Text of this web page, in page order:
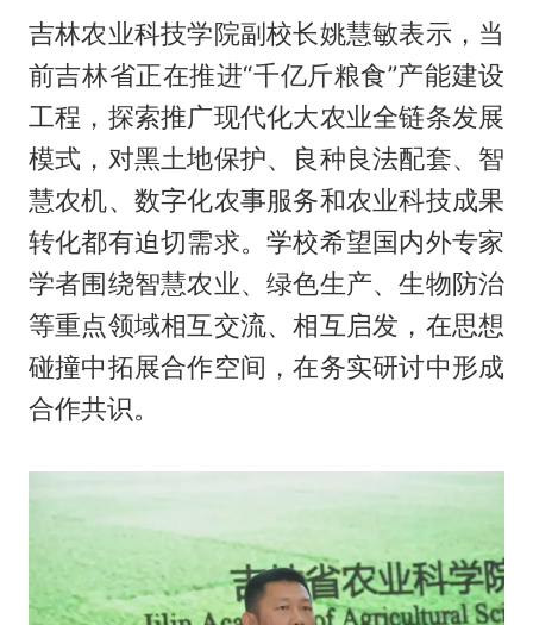
吉林农业科技学院副校长姚慧敏表示，当
前吉林省正在推进“千亿斤粮食”产能建设
工程，探索推广现代化大农业全链条发展
模式，对黑土地保护、良种良法配套、智
慧农机、数字化农事服务和农业科技成果
转化都有迫切需求。学校希望国内外专家
学者围绕智慧农业、绿色生产、生物防治
等重点领域相互交流、相互启发，在思想
碰撞中拓展合作空间，在务实研讨中形成
合作共识。